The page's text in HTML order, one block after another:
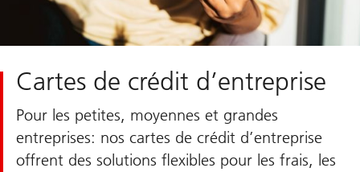
Cartes de crédit d’entreprise
Pour les petites, moyennes et grandes
entreprises: nos cartes de crédit d’entreprise
offrent des solutions flexibles pour les frais, les